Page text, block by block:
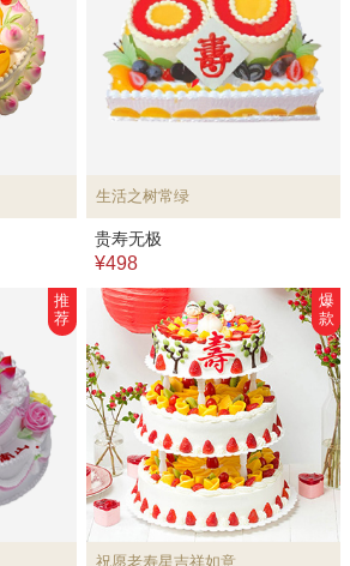
生活之树常绿
贵寿无极
¥498
推
荐
祝愿老寿星吉祥如意
爆
款